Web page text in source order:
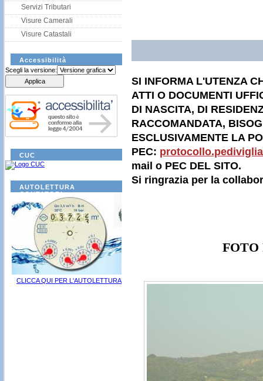
Servizi Tributari
Visure Camerali
Visure Catastali
Accessibilità
Scegli la versione:
CUC
AUTOLETTURA
CONTATORI
CLICCA QUI PER L'AUTOLETTURA
SI INFORMA L'UTENZA
ATTI O DOCUMENTI
DI NASCITA, DI
RACCOMANDATA,
ESCLUSIVAMENTE LA
PEC:
mail o PEC DEL SITO.
Si ringrazia per la
FOTO